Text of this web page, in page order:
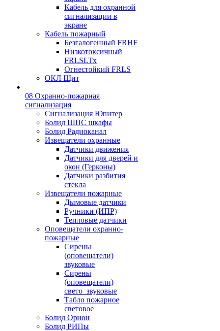
Кабель для охранной
сигнализации в
экране
Кабель пожарный
Безгалогенный FRHF
Низкотоксичный
FRLSLTx
Огнестойкий FRLS
ОКЛ Щит
08 Охранно-пожарная
сигнализация
Сигнализация Юпитер
Болид ШПС шкафы
Болид Радиоканал
Извещатели охранные
Датчики движения
Датчики для дверей и
окон (Герконы)
Датчики разбития
стекла
Извещатели пожарные
Дымовые датчики
Ручники (ИПР)
Тепловые датчики
Оповещатели охранно-
пожарные
Сирены
(оповещатели)
звуковые
Сирены
(оповещатели)
свето_звуковые
Табло пожарное
световое
Болид Орион
Болид РИПы